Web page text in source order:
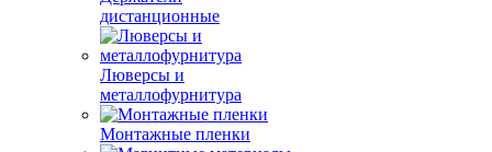
дистанционные
Люверсы и
металлофурнитура
Монтажные пленки